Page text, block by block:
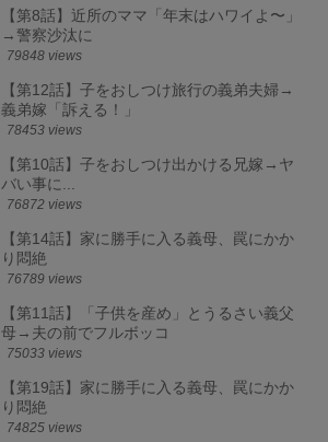
【第8話】近所のママ「年末はハワイよ〜」
→警察沙汰に
79848 views
【第12話】子をおしつけ旅行の義弟夫婦→
義弟嫁「訴える！」
78453 views
【第10話】子をおしつけ出かける兄嫁→ヤ
バい事に...
76872 views
【第14話】家に勝手に入る義母、罠にかか
り悶絶
76789 views
【第11話】「子供を産め」とうるさい義父
母→夫の前でフルボッコ
75033 views
【第19話】家に勝手に入る義母、罠にかか
り悶絶
74825 views